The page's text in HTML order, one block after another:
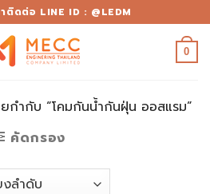
ติดต่อ LINE ID : @LEDM
0
กำกับ “โคมกันน้ำกันฝุ่น ออสแรม”
คัดกรอง